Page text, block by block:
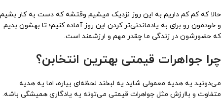
حالا که کم کم داریم به این روز نزدیک میشیم وقتشه که دست به کار بشیم
و خودمون رو برای به یادماندنی‌تر کردن این روز آماده کنیم؛ تا بهشون بدیم
که حضورشون در زندگی ما چقدر مهم و ارزشمند است.
چرا جواهرات قیمتی بهترین انتخابن؟
می‌دونید یه هدیه معمولی شاید یه لبخند لحظه‌ای بیاره، اما یه هدیه
متفاوت و باارزش مثل جواهرات قیمتی می‌تونه یه یادگاری همیشگی باشه.